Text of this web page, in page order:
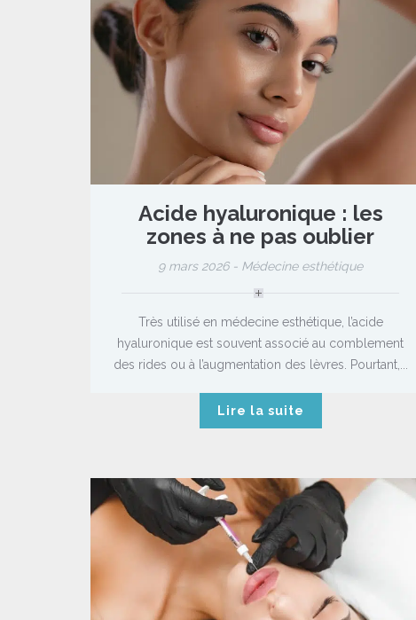
Acide hyaluronique : les
zones à ne pas oublier
9 mars 2026 - Médecine esthétique
Très utilisé en médecine esthétique, l’acide
hyaluronique est souvent associé au comblement
des rides ou à l’augmentation des lèvres. Pourtant,...
Lire la suite